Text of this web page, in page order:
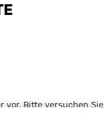
Rezepte
vor. Bitte versuchen Sie